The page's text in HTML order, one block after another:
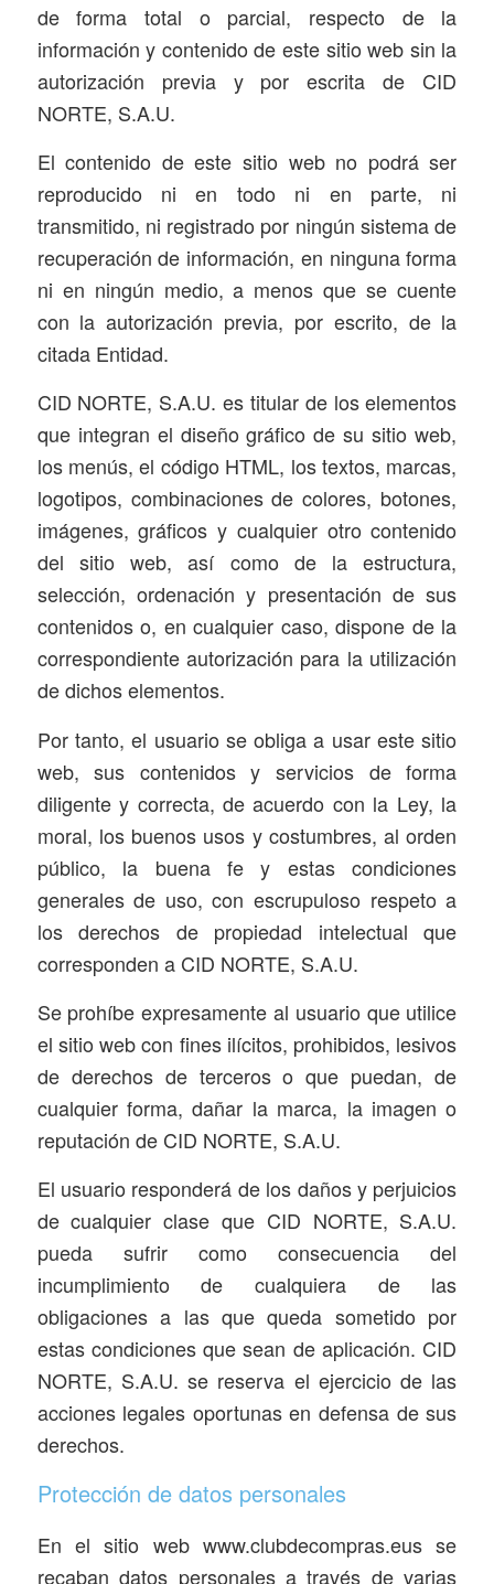
de forma total o parcial, respecto de la
información y contenido de este sitio web sin la
autorización previa y por escrita de CID
NORTE, S.A.U.
El contenido de este sitio web no podrá ser
reproducido ni en todo ni en parte, ni
transmitido, ni registrado por ningún sistema de
recuperación de información, en ninguna forma
ni en ningún medio, a menos que se cuente
con la autorización previa, por escrito, de la
citada Entidad.
CID NORTE, S.A.U. es titular de los elementos
que integran el diseño gráfico de su sitio web,
los menús, el código HTML, los textos, marcas,
logotipos, combinaciones de colores, botones,
imágenes, gráficos y cualquier otro contenido
del sitio web, así como de la estructura,
selección, ordenación y presentación de sus
contenidos o, en cualquier caso, dispone de la
correspondiente autorización para la utilización
de dichos elementos.
Por tanto, el usuario se obliga a usar este sitio
web, sus contenidos y servicios de forma
diligente y correcta, de acuerdo con la Ley, la
moral, los buenos usos y costumbres, al orden
público, la buena fe y estas condiciones
generales de uso, con escrupuloso respeto a
los derechos de propiedad intelectual que
corresponden a CID NORTE, S.A.U.
Se prohíbe expresamente al usuario que utilice
el sitio web con fines ilícitos, prohibidos, lesivos
de derechos de terceros o que puedan, de
cualquier forma, dañar la marca, la imagen o
reputación de CID NORTE, S.A.U.
El usuario responderá de los daños y perjuicios
de cualquier clase que CID NORTE, S.A.U.
pueda sufrir como consecuencia del
incumplimiento de cualquiera de las
obligaciones a las que queda sometido por
estas condiciones que sean de aplicación. CID
NORTE, S.A.U. se reserva el ejercicio de las
acciones legales oportunas en defensa de sus
derechos.
Protección de datos personales
En el sitio web www.clubdecompras.eus se
recaban datos personales a través de varias